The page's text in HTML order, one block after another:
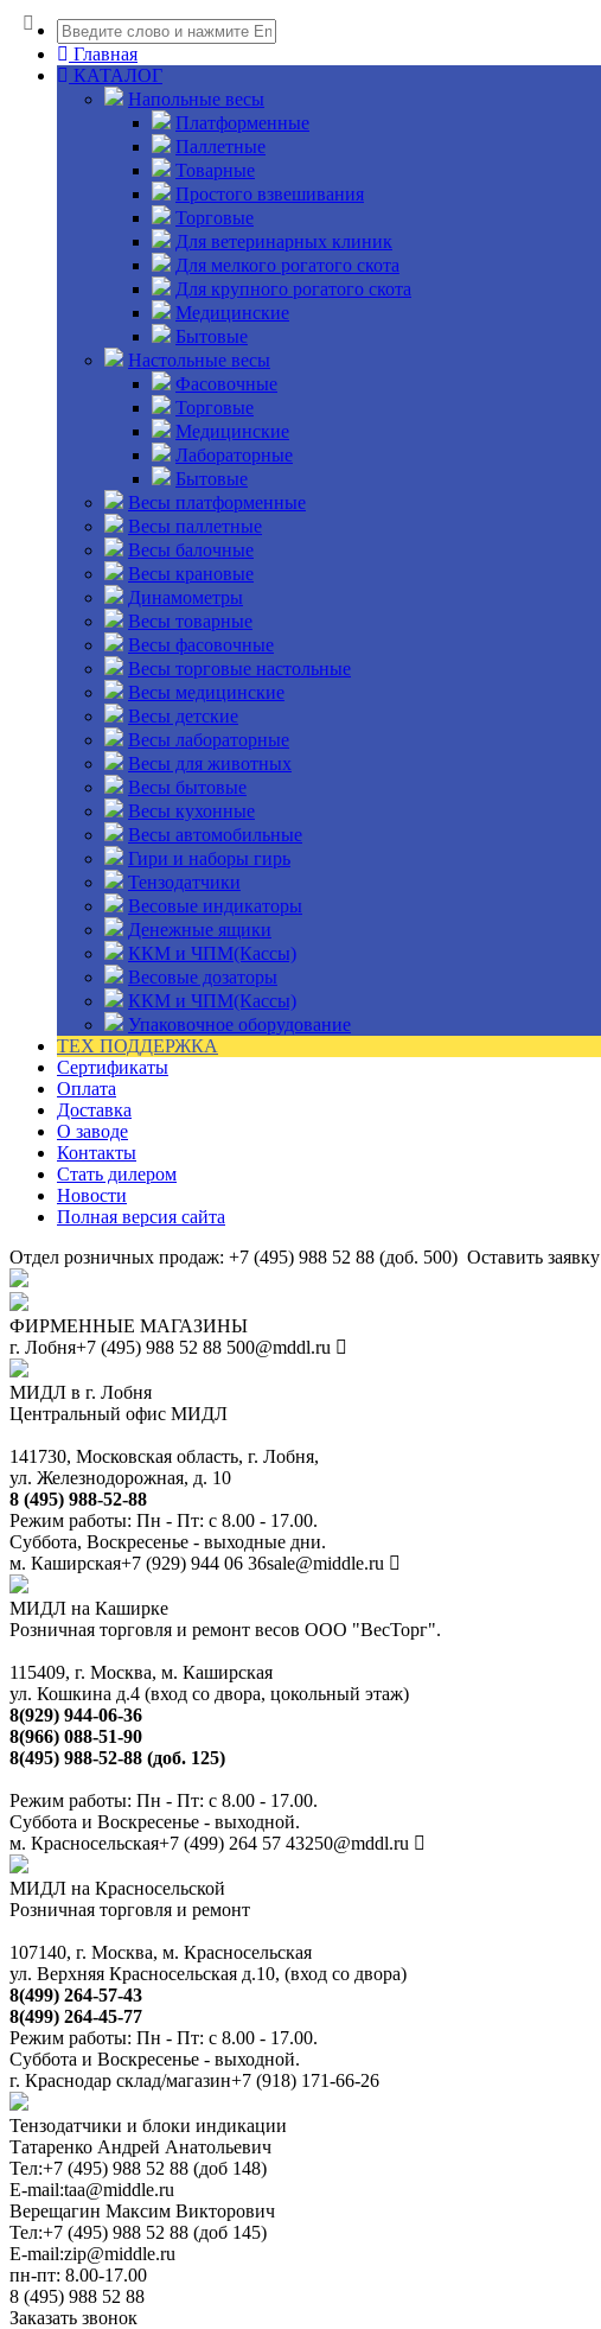
Главная
КАТАЛОГ
Напольные весы
Платформенные
Паллетные
Товарные
Простого взвешивания
Торговые
Для ветеринарных клиник
Для мелкого рогатого скота
Для крупного рогатого скота
Медицинские
Бытовые
Настольные весы
Фасовочные
Торговые
Медицинские
Лабораторные
Бытовые
Весы платформенные
Весы паллетные
Весы балочные
Весы крановые
Динамометры
Весы товарные
Весы фасовочные
Весы торговые настольные
Весы медицинские
Весы детские
Весы лабораторные
Весы для животных
Весы бытовые
Весы кухонные
Весы автомобильные
Гири и наборы гирь
Тензодатчики
Весовые индикаторы
Денежные ящики
ККМ и ЧПМ(Кассы)
Весовые дозаторы
ККМ и ЧПМ(Кассы)
Упаковочное оборудование
ТЕХ ПОДДЕРЖКА
Сертификаты
Оплата
Доставка
О заводе
Контакты
Стать дилером
Новости
Полная версия сайта
Отдел розничных продаж: +7 (495) 988 52 88 (доб. 500) Оставить заявку
ФИРМЕННЫЕ МАГАЗИНЫ
г. Лобня+7 (495) 988 52 88 500@mddl.ru
МИДЛ в г. Лобня
Центральный офис МИДЛ
141730, Московская область, г. Лобня,
ул. Железнодорожная, д. 10
8 (495) 988-52-88
Режим работы: Пн - Пт: с 8.00 - 17.00.
Суббота, Воскресенье - выходные дни.
м. Каширская+7 (929) 944 06 36sale@middle.ru
МИДЛ на Каширке
Розничная торговля и ремонт весов ООО "ВесТорг".
115409, г. Москва, м. Каширская
ул. Кошкина д.4 (вход со двора, цокольный этаж)
8(929) 944-06-36
8(966) 088-51-90
8(495) 988-52-88 (доб. 125)
Режим работы: Пн - Пт: с 8.00 - 17.00.
Суббота и Воскресенье - выходной.
м. Красносельская+7 (499) 264 57 43250@mddl.ru
МИДЛ на Красносельской
Розничная торговля и ремонт
107140, г. Москва, м. Красносельская
ул. Верхняя Красносельская д.10, (вход со двора)
8(499) 264-57-43
8(499) 264-45-77
Режим работы: Пн - Пт: с 8.00 - 17.00.
Суббота и Воскресенье - выходной.
г. Краснодар склад/магазин+7 (918) 171-66-26
Тензодатчики и блоки индикации
Татаренко Андрей Анатольевич
Тел:+7 (495) 988 52 88 (доб 148)
E-mail:taa@middle.ru
Верещагин Максим Викторович
Тел:+7 (495) 988 52 88 (доб 145)
E-mail:zip@middle.ru
пн-пт: 8.00-17.00
8 (495) 988 52 88
Заказать звонок